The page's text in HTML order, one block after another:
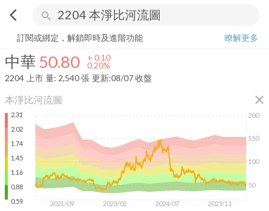
arrow_back_ios search
中華 50.80+ 0.20%
訂閱或綁定，解鎖即時及進階功能
瞭解更多
中華 50.80 + 0.10
0.20%
2204 上市 量: 2,540張 更新:08/07 收盤
本淨比河流圖 close
2.31
2.02
1.74
1.45
1.16
0.88
0.59
2021/09 2023/02 2024/07 2025/11
50
100
150
200